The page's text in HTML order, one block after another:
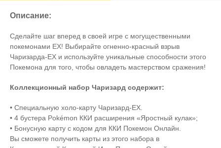
Описание:
Сделайте шаг вперед в своей игре с могущественными
покемонами ЕХ! Выбирайте огненно-красный взрыв
Чаризарда-ЕХ и используйте уникальные способности этого
Покемона для того, чтобы овладеть мастерством сражения!
Коллекционный набор Чаризард содержит:
• Специальную холо-карту Чаризард-ЕХ.
• 4 бустера Pokémon ККИ расширения «Яростный кулак»;
• Бонусную карту с кодом для ККИ Покемон Онлайн.
Вы сможете получить карты из этого набора в